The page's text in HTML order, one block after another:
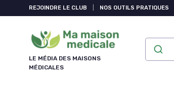
REJOINDRE LE CLUB NOS OUTILS PRATIQUES
LE MÉDIA DES MAISONS
MÉDICALES
Panneau de gestion des cookies